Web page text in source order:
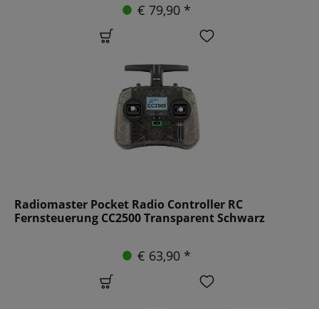
€ 79,90 *
Radiomaster Pocket Radio Controller RC
Fernsteuerung CC2500 Transparent Schwarz
€ 63,90 *